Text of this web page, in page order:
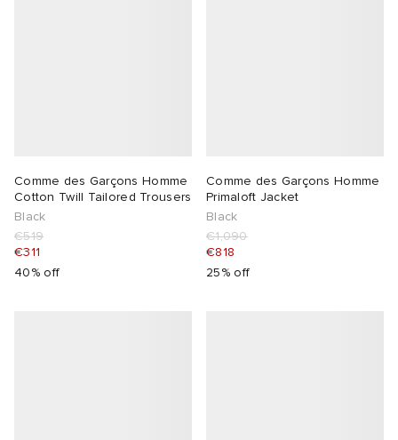
Comme des Garçons Homme
Cotton Twill Tailored Trousers
Black
€519
€311
40% off
Comme des Garçons Homme
Primaloft Jacket
Black
€1,090
€818
25% off